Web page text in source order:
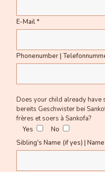
E-Mail *
Phonenumber |
Does your child already have
bereits Geschwister bei
frères et soers à Sankofa?
Yes
No
Sibling's Name (if yes) |